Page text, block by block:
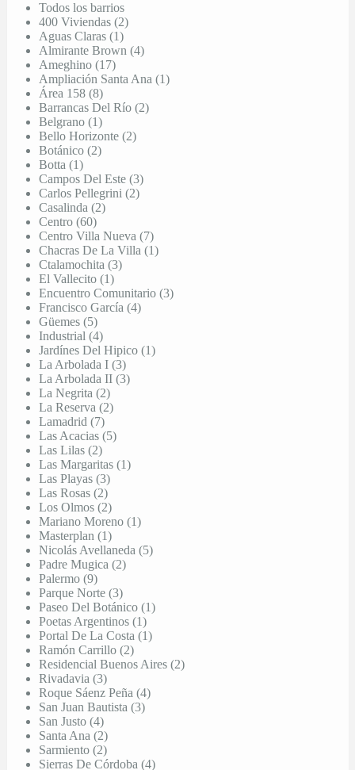
Todos los barrios
400 Viviendas (2)
Aguas Claras (1)
Almirante Brown (4)
Ameghino (17)
Ampliación Santa Ana (1)
Área 158 (8)
Barrancas Del Río (2)
Belgrano (1)
Bello Horizonte (2)
Botánico (2)
Botta (1)
Campos Del Este (3)
Carlos Pellegrini (2)
Casalinda (2)
Centro (60)
Centro Villa Nueva (7)
Chacras De La Villa (1)
Ctalamochita (3)
El Vallecito (1)
Encuentro Comunitario (3)
Francisco García (4)
Güemes (5)
Industrial (4)
Jardínes Del Hipico (1)
La Arbolada I (3)
La Arbolada II (3)
La Negrita (2)
La Reserva (2)
Lamadrid (7)
Las Acacias (5)
Las Lilas (2)
Las Margaritas (1)
Las Playas (3)
Las Rosas (2)
Los Olmos (2)
Mariano Moreno (1)
Masterplan (1)
Nicolás Avellaneda (5)
Padre Mugica (2)
Palermo (9)
Parque Norte (3)
Paseo Del Botánico (1)
Poetas Argentinos (1)
Portal De La Costa (1)
Ramón Carrillo (2)
Residencial Buenos Aires (2)
Rivadavia (3)
Roque Sáenz Peña (4)
San Juan Bautista (3)
San Justo (4)
Santa Ana (2)
Sarmiento (2)
Sierras De Córdoba (4)